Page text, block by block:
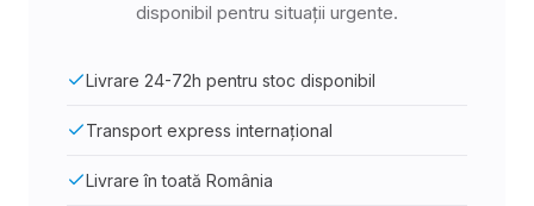
disponibil pentru situații urgente.
Livrare 24-72h pentru stoc disponibil
Transport express internațional
Livrare în toată România